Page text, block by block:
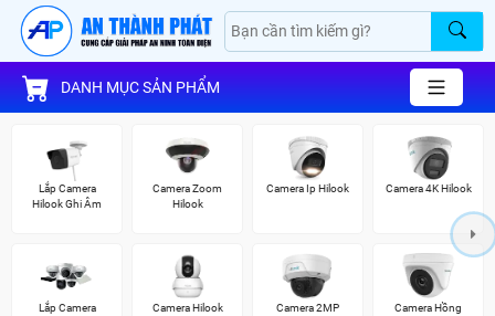
DANH MỤC SẢN PHẨM
Lắp Camera
Hilook Ghi Âm
Camera Zoom
Hilook
Camera Ip Hilook Camera 4K Hilook
Lắp Camera
Camera Hilook
Camera 2MP
Camera Hồng